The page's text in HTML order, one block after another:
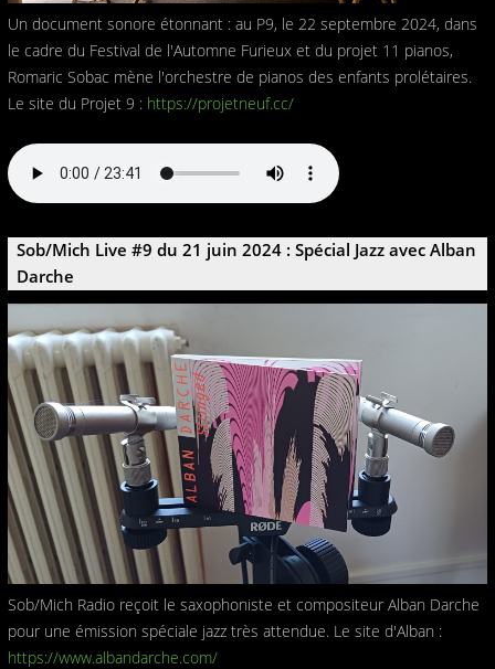
Un document sonore étonnant : au P9, le 22 septembre 2024, dans
le cadre du Festival de l'Automne Furieux et du projet 11 pianos,
Romaric Sobac mène l'orchestre de pianos des enfants prolétaires.
Le site du Projet 9 : https://projetneuf.cc/
Sob/Mich Live #9 du 21 juin 2024 : Spécial Jazz avec Alban
Darche
Sob/Mich Radio reçoit le saxophoniste et compositeur Alban Darche
pour une émission spéciale jazz très attendue. Le site d'Alban :
https://www.albandarche.com/